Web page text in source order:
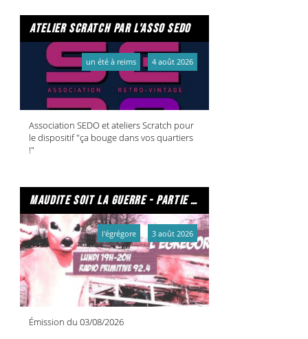
atelier scratch par l'asso sedo
Association SEDO et ateliers Scratch pour
le dispositif "ça bouge dans vos quartiers
!"
un été à reims 4 août 2026
maudite soit la guerre - partie 2/2
Émission du 03/08/2026
l'égrégore 3 août 2026